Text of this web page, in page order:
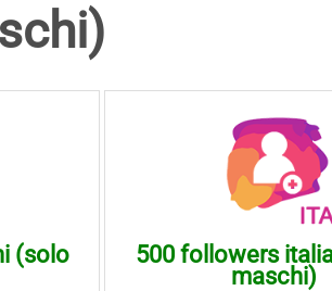
(solo
500 followers
maschi)